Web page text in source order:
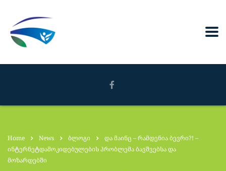
Home News ბლოგი
და მაინც – რამდენია ბევრი?! –
ინტერნეტდამოკიდებულების პრობლემა ბავშვებსა და
მოზარდებში